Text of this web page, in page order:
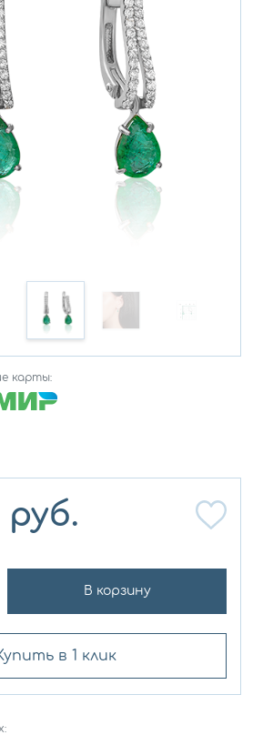
карты:
руб.
В корзину
в 1 клик